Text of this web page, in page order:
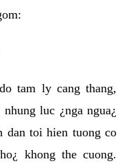
tam ly cang thang,
luc ¿nga ngua¿
dan toi hien tuong co
khong the cuong.